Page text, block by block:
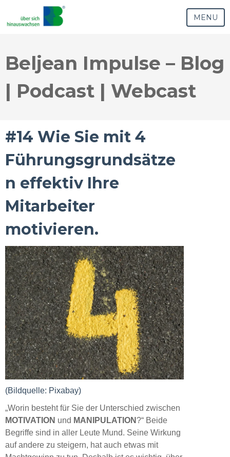
MENU
Beljean Impulse – Blog
| Podcast | Webcast
#14 Wie Sie mit 4
Führungsgrundsätze
n effektiv Ihre
Mitarbeiter
motivieren.
(Bildquelle: Pixabay)
„Worin besteht für Sie der Unterschied zwischen
MOTIVATION und MANIPULATION ?“ Beide
Begriffe sind in aller Leute Mund. Seine Wirkung
auf andere zu steigern, hat auch etwas mit